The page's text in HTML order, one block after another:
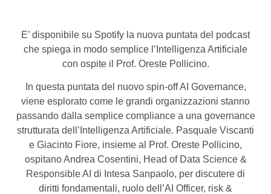
E’ disponibile su Spotify la nuova puntata del podcast
che spiega in modo semplice l’Intelligenza Artificiale
con ospite il Prof. Oreste Pollicino.
In questa puntata del nuovo spin-off AI Governance,
viene esplorato come le grandi organizzazioni stanno
passando dalla semplice compliance a una governance
strutturata dell’Intelligenza Artificiale. Pasquale Viscanti
e Giacinto Fiore, insieme al Prof. Oreste Pollicino,
ospitano Andrea Cosentini, Head of Data Science &
Responsible AI di Intesa Sanpaolo, per discutere di
diritti fondamentali, ruolo dell’AI Officer, risk &